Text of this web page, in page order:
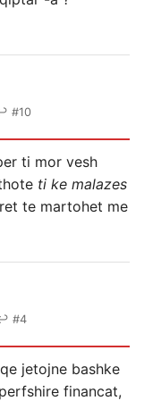
#10
ti mor vesh
ti ke malazes
te martohet me
#4
jetojne bashke
financat,